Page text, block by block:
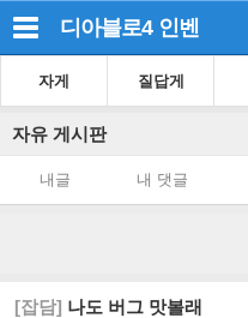
디아블로4 인벤
자게 질답게
자유 게시판
내글 내 댓글
[잡담] 나도 버그 맛볼래